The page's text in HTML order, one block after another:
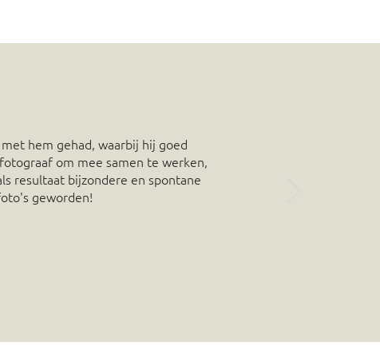
hem gehad, waarbij hij goed
om mee samen te werken,
resultaat bijzondere en spontane
geworden!